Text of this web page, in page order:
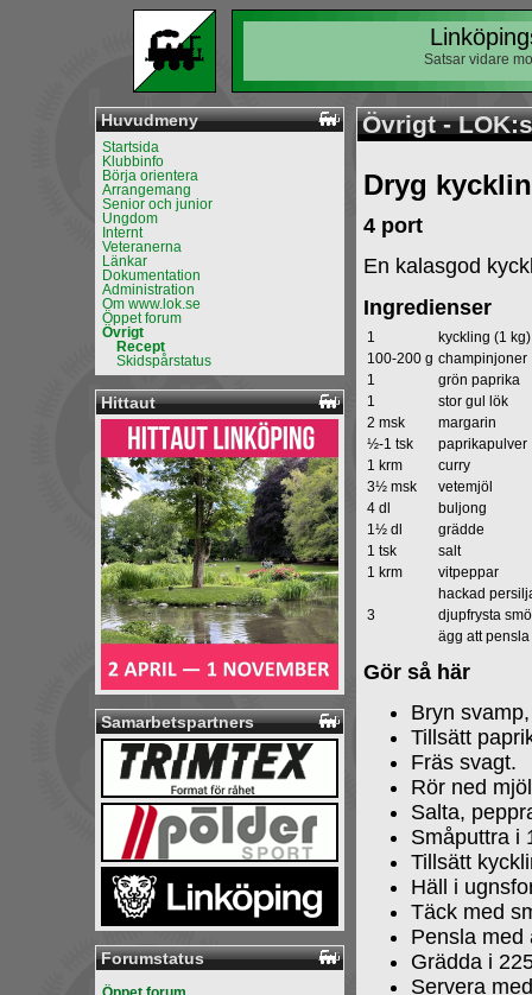
Satsar vidare
Huvudmeny
Startsida
Klubbinfo
Börja orientera
Arrangemang
Senior och junior
Ungdom
Internt
Veteranerna
Länkar
Dokumentation
Administration
Om www.lok.se
Öppet forum
Övrigt
Recept
Skidspårstatus
Hittaut
Samarbetspartners
Forumstatus
Övrigt -
Dryg
4 port
En kalasgod
Ingredienser
1
kyckling (1 kg)
100-200 g champinjoner
1
grön paprika
1
stor gul lök
2 msk
margarin
½-1 tsk
paprikapulver
1 krm
curry
3½ msk
vetemjöl
4 dl
buljong
1½ dl
grädde
1 tsk
salt
1 krm
vitpeppar
hackad
3
djupfrysta
ägg att
Gör så här
Bryn
Tillsätt
Fräs svagt.
Rör ned
Salta,
Småputtra i
Tillsätt
Häll i
Täck med
Pensla med
Grädda i
Servera